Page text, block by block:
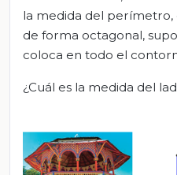
la medida del perímetro,
de forma octagonal,
coloca en todo el
¿Cuál es la medida del